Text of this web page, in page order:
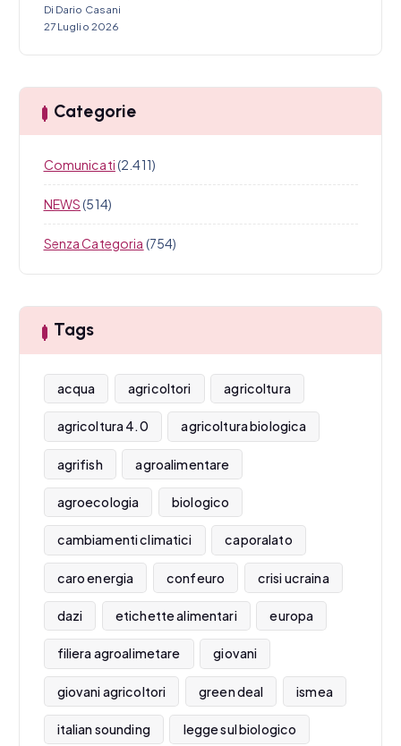
Di Dario Casani
27 Luglio 2026
Categorie
Comunicati(2.411)
NEWS(514)
Senza Categoria (754)
Tags
acqua agricoltori agricoltura
agricoltura 4.0 agricoltura biologica
agrifish agroalimentare
agroecologia biologico
cambiamenti climatici caporalato
caro energia confeuro crisi ucraina
dazi etichette alimentari europa
filiera agroalimetare giovani
giovani agricoltori green deal ismea
italian sounding legge sul biologico